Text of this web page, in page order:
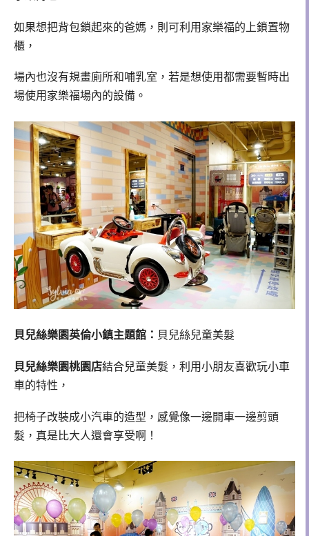
如果想把背包鎖起來的爸媽，則可利用家樂福的上鎖置物
櫃，
場內也沒有規畫廁所和哺乳室，若是想使用都需要暫時出
場使用家樂福場內的設備。
貝兒絲樂園英倫小鎮主題館： 貝兒絲兒童美髮
貝兒絲樂園桃園店結合兒童美髮，利用小朋友喜歡玩小車
車的特性，
把椅子改裝成小汽車的造型，感覺像一邊開車一邊剪頭
髮，真是比大人還會享受啊！